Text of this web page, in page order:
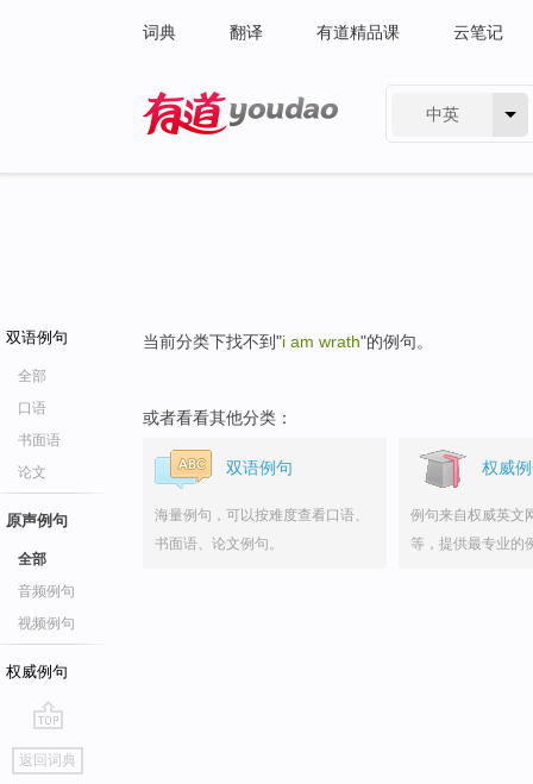
词典 翻译 有道精品课 云笔记
中英
双语例句
全部
口语
书面语
论文
原声例句
全部
音频例句
视频例句
权威例句
go
top
返回词典
当前分类下找不到"i am wrath"的例句。
或者看看其他分类：
双语例句
海量例句，可以按难度查看口语、
书面语、论文例句。
权威
例句来自权威英文
等，提供最专业的